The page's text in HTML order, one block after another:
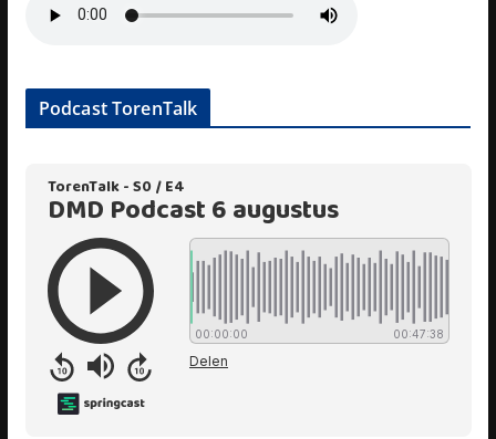
Podcast TorenTalk